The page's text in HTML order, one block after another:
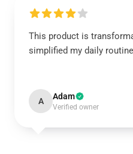
This product is
simplified my daily
A Adam
Verified owner